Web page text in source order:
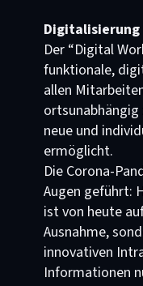
Der “Digital
funktionale,
allen
ortsunabhängig
neue und
ermöglicht.
Die Corona-
Augen geführt:
ist von heute
Ausnahme,
innovativen
Informationen